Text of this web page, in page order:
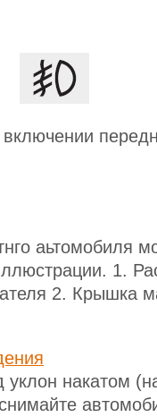
aьтoмoбиля
1.
2. Крышка
уклон накатом